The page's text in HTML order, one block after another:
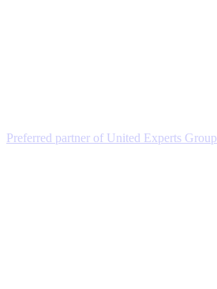
Preferred partner of United Experts Group